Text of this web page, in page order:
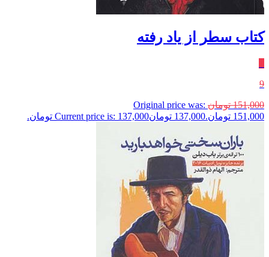
کتاب سطر از یاد رفته
9
151,000 تومان Original price was:
151,000 تومان.
137,000 تومانCurrent price is: 137,000 تومان.